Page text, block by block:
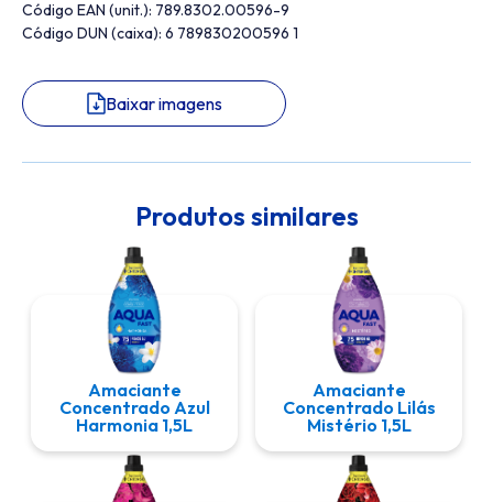
Código EAN (unit.): 789.8302.00596-9
Código DUN (caixa): 6 789830200596 1
Baixar imagens
Produtos similares
Amaciante
Concentrado Azul
Harmonia 1,5L
Amaciante
Concentrado Lilás
Mistério 1,5L